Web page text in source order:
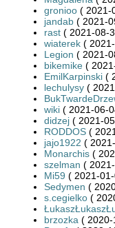
gronioo ( 2021-
jandab ( 2021-
rast ( 2021-08-
wiaterek (
Legion ( 2021-
bikemike (
EmilKarpinski (
lechulysy (
wiki ( 2021-06-
didzej ( 2021-
RODDOS (
jajo1922 (
Monarchis (
szelman (
Mi59 ( 2021-
Sedymen (
s.cegielko (
brzozka ( 2020-